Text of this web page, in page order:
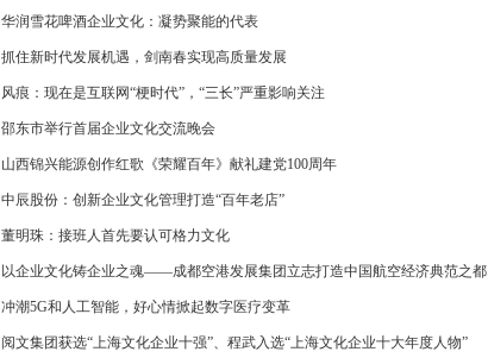
华润雪花啤酒企业文化：凝势聚能的代表
抓住新时代发展机遇，剑南春实现高质量发展
风痕：现在是互联网“梗时代”，“三长”严重影响关注
邵东市举行首届企业文化交流晚会
山西锦兴能源创作红歌《荣耀百年》献礼建党100周年
中辰股份：创新企业文化管理打造“百年老店”
董明珠：接班人首先要认可格力文化
以企业文化铸企业之魂——成都空港发展集团立志打造中国航空经济典范之都
冲潮5G和人工智能，好心情掀起数字医疗变革
阅文集团获选“上海文化企业十强”、程武入选“上海文化企业十大年度人物”